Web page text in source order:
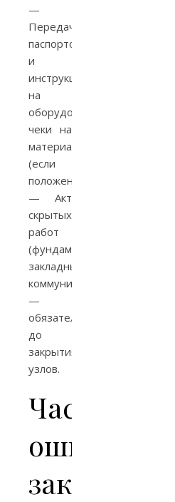
—
Передача
паспортов
и
инструкций
на
оборудование,
чеки на
материалы
(если
положено).
— Акт
скрытых
работ
(фундамент,
закладные,
коммуникации)
—
обязателен
до
закрытия
узлов.
Частые
ошибки
заказчиков